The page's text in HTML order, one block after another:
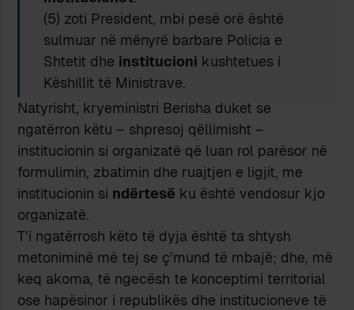
(5) zoti President, mbi pesë orë është
sulmuar në mënyrë barbare Policia e
Shtetit dhe institucioni kushtetues i
Këshillit të Ministrave.
Natyrisht, kryeministri Berisha duket se
ngatërron këtu – shpresoj qëllimisht –
institucionin si organizatë që luan rol parësor në
formulimin, zbatimin dhe ruajtjen e ligjit, me
institucionin si ndërtesë ku është vendosur kjo
organizatë.
T’i ngatërrosh këto të dyja është ta shtysh
metoniminë më tej se ç’mund të mbajë; dhe, më
keq akoma, të ngecësh te konceptimi territorial
ose hapësinor i republikës dhe institucioneve të